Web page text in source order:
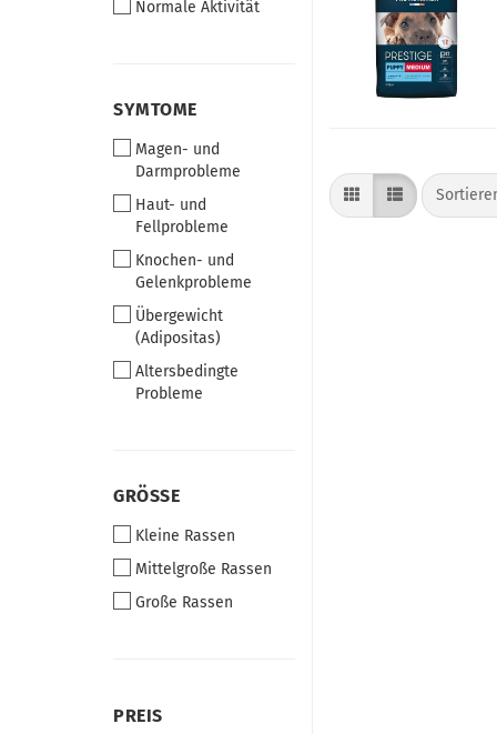
Normale Aktivität
SYMTOME
SYMTOME
Magen- und
Darmprobleme
Haut- und
Fellprobleme
Knochen- und
Gelenkprobleme
Übergewicht
(Adipositas)
Altersbedingte
Probleme
GRÖSSE
GRÖSSE
Kleine Rassen
Mittelgroße Rassen
Große Rassen
PREIS